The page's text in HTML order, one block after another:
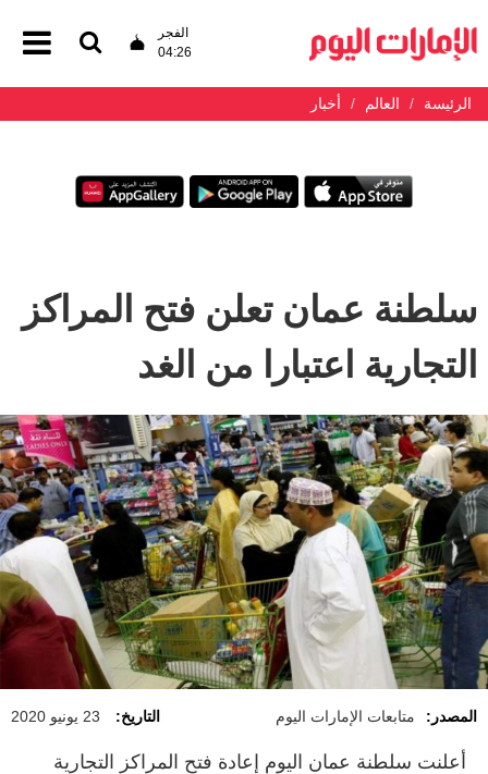
الفجر
04:26
الرئيسة العالم أخبار
سلطنة عمان تعلن فتح المراكز
التجارية اعتبارا من الغد
المصدر: متابعات الإمارات اليوم التاريخ: 23 يونيو 2020
أعلنت سلطنة عمان اليوم إعادة فتح المراكز التجارية